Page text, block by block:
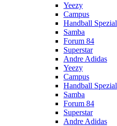
Yeezy
Campus
Handball Spezial
Samba
Forum 84
Superstar
Andre Adidas
Yeezy
Campus
Handball Spezial
Samba
Forum 84
Superstar
Andre Adidas